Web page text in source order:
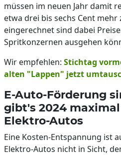
müssen im neuen Jahr damit
etwa drei bis sechs Cent
eingerechnet sind dabei
Spritkonzernen ausgehen
Wir empfehlen: Stichtag
alten "Lappen" jetzt
E-Auto-Förderung
gibt's 2024
Elektro-Autos
Eine Kosten-Entspannung ist
Elektro-Autos nicht in Sicht,